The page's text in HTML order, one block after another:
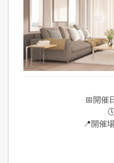
📅開催
📍開催